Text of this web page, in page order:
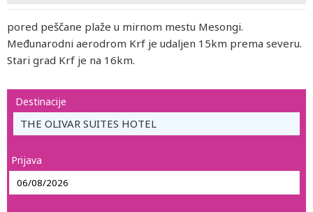
pored peščane plaže u mirnom mestu Mesongi.
Međunarodni aerodrom Krf je udaljen 15km prema severu.
Stari grad Krf je na 16km.
Destinacije
THE OLIVAR SUITES HOTEL
Prijava